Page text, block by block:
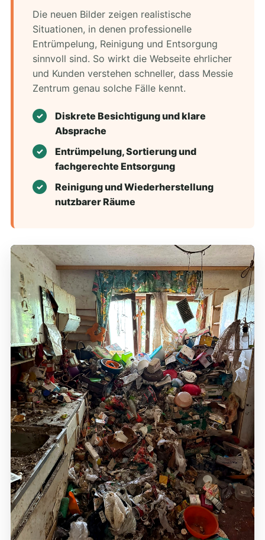
Die neuen Bilder zeigen realistische
Situationen, in denen professionelle
Entrümpelung, Reinigung und Entsorgung
sinnvoll sind. So wirkt die Webseite ehrlicher
und Kunden verstehen schneller, dass Messie
Zentrum genau solche Fälle kennt.
Diskrete Besichtigung und klare
Absprache
Entrümpelung, Sortierung und
fachgerechte Entsorgung
Reinigung und Wiederherstellung
nutzbarer Räume